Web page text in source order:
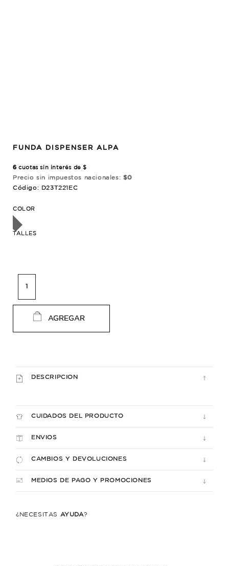
FUNDA DISPENSER ALPA
6 cuotas sin interés de $
Precio sin impuestos nacionales: $0
Código: D23T221EC
COLOR
TALLES
AGREGAR
DESCRIPCION
CUIDADOS DEL PRODUCTO
ENVIOS
CAMBIOS Y DEVOLUCIONES
MEDIOS DE PAGO Y PROMOCIONES
¿NECESITÁS AYUDA?